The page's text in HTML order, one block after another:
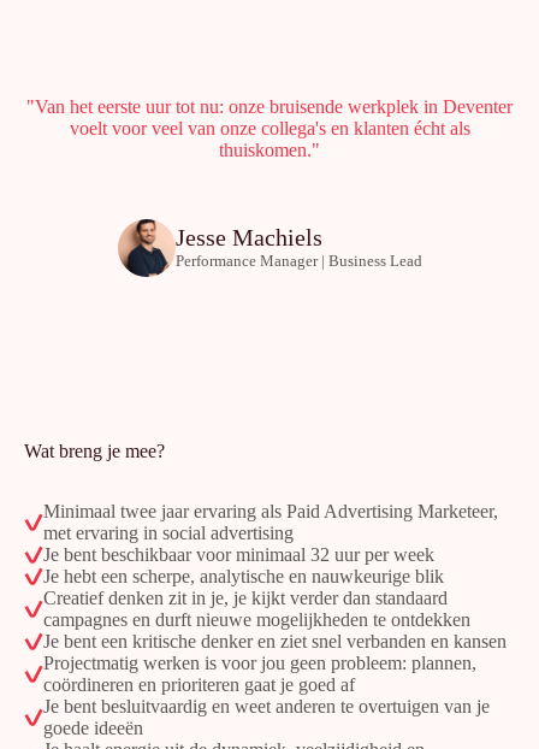
"Van het eerste uur tot nu: onze bruisende werkplek in Deventer
voelt voor veel van onze collega's en klanten écht als
thuiskomen."
Jesse Machiels
Performance Manager | Business Lead
Wat breng je mee?
Minimaal twee jaar ervaring als Paid Advertising Marketeer,
met ervaring in social advertising
Je bent beschikbaar voor minimaal 32 uur per week
Je hebt een scherpe, analytische en nauwkeurige blik
Creatief denken zit in je, je kijkt verder dan standaard
campagnes en durft nieuwe mogelijkheden te ontdekken
Je bent een kritische denker en ziet snel verbanden en kansen
Projectmatig werken is voor jou geen probleem: plannen,
coördineren en prioriteren gaat je goed af
Je bent besluitvaardig en weet anderen te overtuigen van je
goede ideeën